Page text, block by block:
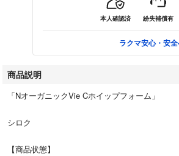
本人確認済 紛失補償有
ラクマ安心・安
商品説明
「NオーガニックVie Cホイップフォーム」
シロク
【商品状態】